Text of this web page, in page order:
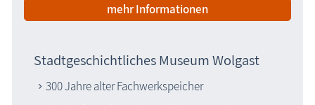
mehr Informationen
Stadtgeschichtliches Museum Wolgast
300 Jahre alter Fachwerkspeicher